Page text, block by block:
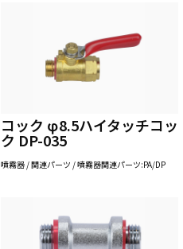
コック φ8.5ハイタッチコッ
ク DP-035
噴霧器 / 関連パーツ / 噴霧器関連パーツ:PA/DP